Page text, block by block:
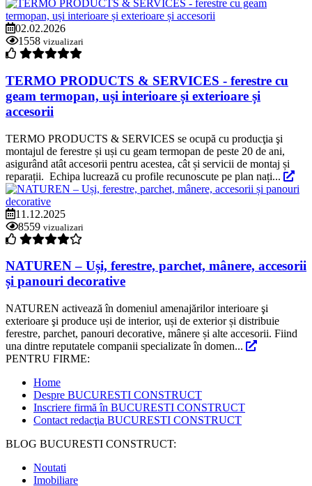
02.02.2026
1558 vizualizari
TERMO PRODUCTS & SERVICES - ferestre cu
geam termopan, uși interioare și exterioare și
accesorii
TERMO PRODUCTS & SERVICES se ocupă cu producţia şi
montajul de ferestre și uși cu geam termopan de peste 20 de ani,
asigurând atât accesorii pentru acestea, cât și servicii de montaj și
reparații. Echipa lucrează cu profile recunoscute pe plan nați...
11.12.2025
8559 vizualizari
NATUREN – Uși, ferestre, parchet, mânere, accesorii
și panouri decorative
NATUREN activează în domeniul amenajărilor interioare şi
exterioare şi produce uși de interior, uși de exterior și distribuie
ferestre, parchet, panouri decorative, mânere și alte accesorii. Fiind
una dintre reputatele companii specializate în domen...
PENTRU FIRME:
Home
Despre BUCURESTI CONSTRUCT
Inscriere firmă în BUCURESTI CONSTRUCT
Contact redacţia BUCURESTI CONSTRUCT
BLOG BUCURESTI CONSTRUCT:
Noutati
Imobiliare